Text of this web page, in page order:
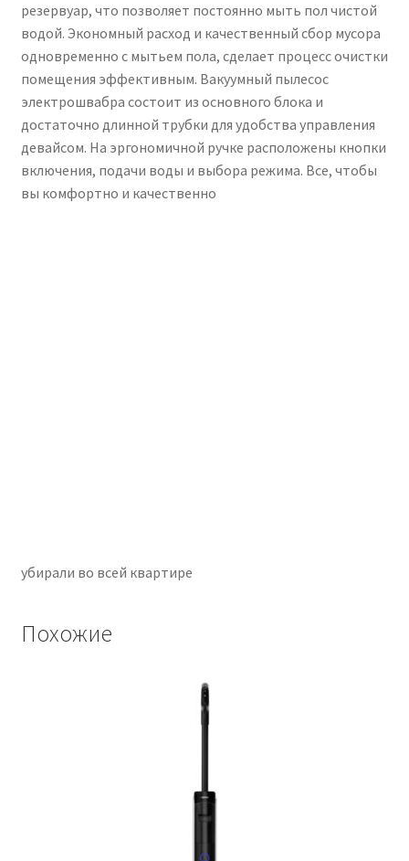
резервуар, что позволяет постоянно мыть пол чистой
водой. Экономный расход и качественный сбор мусора
одновременно с мытьем пола, сделает процесс очистки
помещения эффективным. Вакуумный пылесос
электрошвабра состоит из основного блока и
достаточно длинной трубки для удобства управления
девайсом. На эргономичной ручке расположены кнопки
включения, подачи воды и выбора режима. Все, чтобы
вы комфортно и качественно
убирали во всей квартире
Похожие